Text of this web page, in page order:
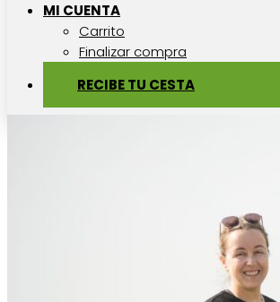
MI CUENTA
Carrito
Finalizar compra
RECIBE TU CESTA